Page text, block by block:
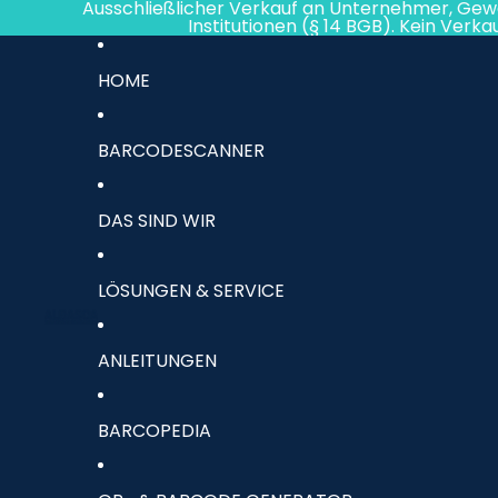
Ausschließlicher Verkauf an Unternehmer,
Institutionen (§ 14 BGB). Kein
HOME
BARCODESCANNER
DAS SIND WIR
LÖSUNGEN & SERVICE
ANLEITUNGEN
BARCOPEDIA